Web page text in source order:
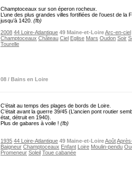
Champtoceaux sur son éperon rocheux.
L’une des plus grandes villes fortifiées de l’ouest de la
jusqu’à 1420. (fb)
2008 44 Loire-Atlantique 49 Maine-et-LoireArc-en-ciel
Champtoceaux Château Ciel Eglise Mars Oudon Soir
Tourelle
08 / Bains en Loire
C’était au temps des plages de bords de Loire.
C’était avant la guerre 39/45 (L’ancien pont routier
état, détruit en 1940).
Plus de gabares à voile ! (fb)
1935 44 Loire-Atlantique 49 Maine-et-LoireAoût
Baigneur Champtoceaux Enfant Loire Moulin-pendu
Promeneur Soleil Toue cabanée